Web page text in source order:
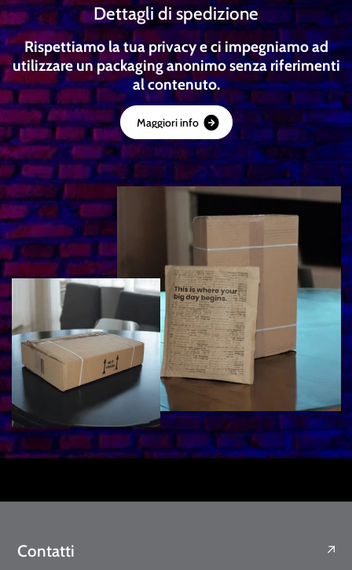
Dettagli di spedizione
Rispettiamo la tua privacy e ci impegniamo ad
utilizzare un packaging anonimo senza riferimenti
al contenuto.
Maggioriinfo
Contatti